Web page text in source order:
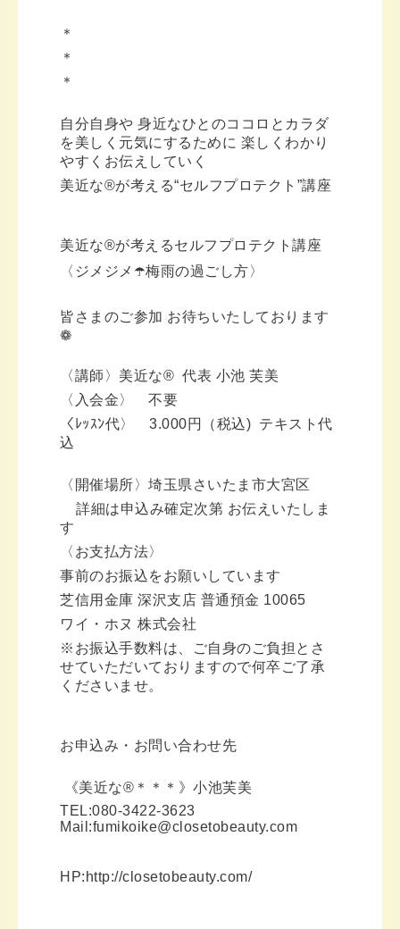
＊
＊
＊
自分自身や 身近なひとのココロとカラダ
を美しく元気にするために 楽しくわかり
やすくお伝えしていく
美近な®︎が考える“セルフプロテクト”講座
美近な®︎が考えるセルフプロテクト講座
〈ジメジメ☂️梅雨の過ごし方〉
皆さまのご参加 お待ちいたしております
❁
〈講師〉美近な®︎ 代表 小池 芙美
〈入会金〉 不要
〈ﾚｯｽﾝ代〉 3.000円（税込) テキスト代
込
〈開催場所〉埼玉県さいたま市大宮区
詳細は申込み確定次第 お伝えいたしま
す
〈お支払方法〉
事前のお振込をお願いしています
芝信用金庫 深沢支店 普通預金 10065
ワイ・ホヌ 株式会社
※お振込手数料は、ご自身のご負担とさ
せていただいておりますので何卒ご了承
くださいませ。
お申込み・お問い合わせ先
《美近な®︎＊＊＊》小池芙美
TEL:080-3422-3623
Mail:fumikoike@closetobeauty.com
HP:http://closetobeauty.com/